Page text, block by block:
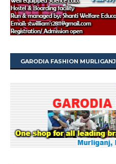
GARODIA FASHION MURLIGANJ